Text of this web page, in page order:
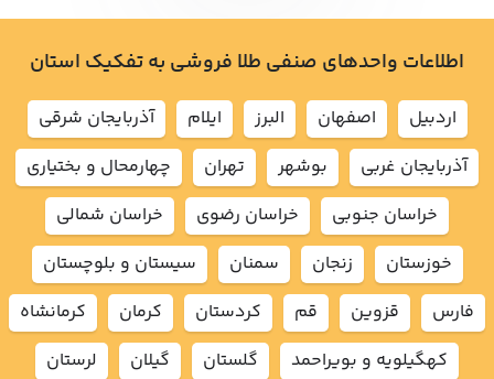
اطلاعات واحدهای صنفی طلا فروشی به تفکیک استان
اردبيل اصفهان البرز ايلام
آذربايجان شرقي
آذربايجان غربي
بوشهر تهران
چهارمحال و بختياري
خراسان جنوبي
خراسان رضوي
خراسان شمالي
خوزستان
زنجان سمنان
سيستان و بلوچستان
فارس
قزوين قم كردستان كرمان
كرمانشاه
كهگيلويه و بويراحمد
گلستان گيلان
لرستان